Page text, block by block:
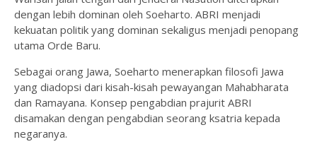
dengan lebih dominan oleh Soeharto. ABRI menjadi
kekuatan politik yang dominan sekaligus menjadi penopang
utama Orde Baru.
Sebagai orang Jawa, Soeharto menerapkan filosofi Jawa
yang diadopsi dari kisah-kisah pewayangan Mahabharata
dan Ramayana. Konsep pengabdian prajurit ABRI
disamakan dengan pengabdian seorang ksatria kepada
negaranya.